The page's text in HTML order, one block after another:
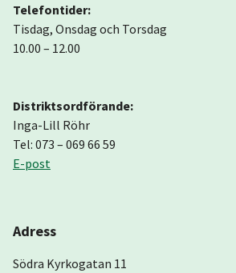
Telefontider:
Tisdag, Onsdag och Torsdag
10.00 – 12.00
Distriktsordförande:
Inga-Lill Röhr
Tel: 073 – 069 66 59
E-post
Adress
Södra Kyrkogatan 11